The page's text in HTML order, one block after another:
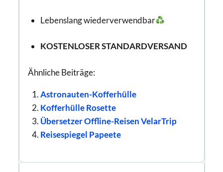
Lebenslang wiederverwendbar
KOSTENLOSER STANDARDVERSAND
Ähnliche Beiträge:
Astronauten-Kofferhülle
Kofferhülle Rosette
Übersetzer Offline-Reisen VelarTrip
Reisespiegel Papeete